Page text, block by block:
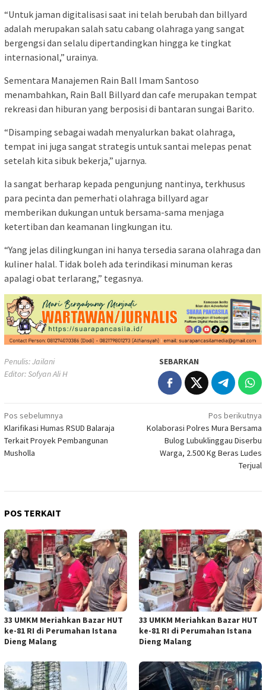
“Untuk jaman digitalisasi saat ini telah berubah dan billyard
adalah merupakan salah satu cabang olahraga yang sangat
bergengsi dan selalu dipertandingkan hingga ke tingkat
internasional,” urainya.
Sementara Manajemen Rain Ball Imam Santoso
menambahkan, Rain Ball Billyard dan cafe merupakan tempat
rekreasi dan hiburan yang berposisi di bantaran sungai Barito.
“Disamping sebagai wadah menyalurkan bakat olahraga,
tempat ini juga sangat strategis untuk santai melepas penat
setelah kita sibuk bekerja,” ujarnya.
Ia sangat berharap kepada pengunjung nantinya, terkhusus
para pecinta dan pemerhati olahraga billyard agar
memberikan dukungan untuk bersama-sama menjaga
ketertiban dan keamanan lingkungan itu.
“Yang jelas dilingkungan ini hanya tersedia sarana olahraga dan
kuliner halal. Tidak boleh ada terindikasi minuman keras
apalagi obat terlarang,” tegasnya.
Penulis: Jailani
Editor: Sofyan Ali H
SEBARKAN
Navigasi
pos
Pos sebelumnya
Klarifikasi Humas RSUD Balaraja
Terkait Proyek Pembangunan
Musholla
Pos berikutnya
Kolaborasi Polres Mura Bersama
Bulog Lubuklinggau Diserbu
Warga, 2.500 Kg Beras Ludes
Terjual
POS TERKAIT
33 UMKM Meriahkan Bazar HUT
ke-81 RI di Perumahan Istana
Dieng Malang
33 UMKM Meriahkan Bazar HUT
ke-81 RI di Perumahan Istana
Dieng Malang